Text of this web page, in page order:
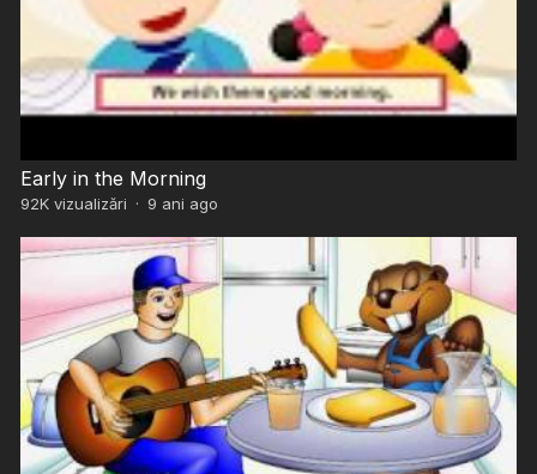
Early in the Morning
92Kvizualizări · 9 ani ago